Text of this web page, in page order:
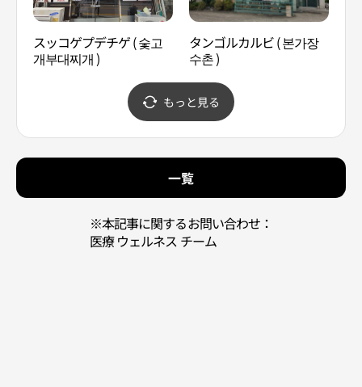
スッコゲプデチゲ ( 숯고
개부대찌개 )
タンゴルカルビ ( 본가장
수촌 )
もっと見る
一覧
※本記事に関するお問い合わせ：
医療 ウェルネス チーム